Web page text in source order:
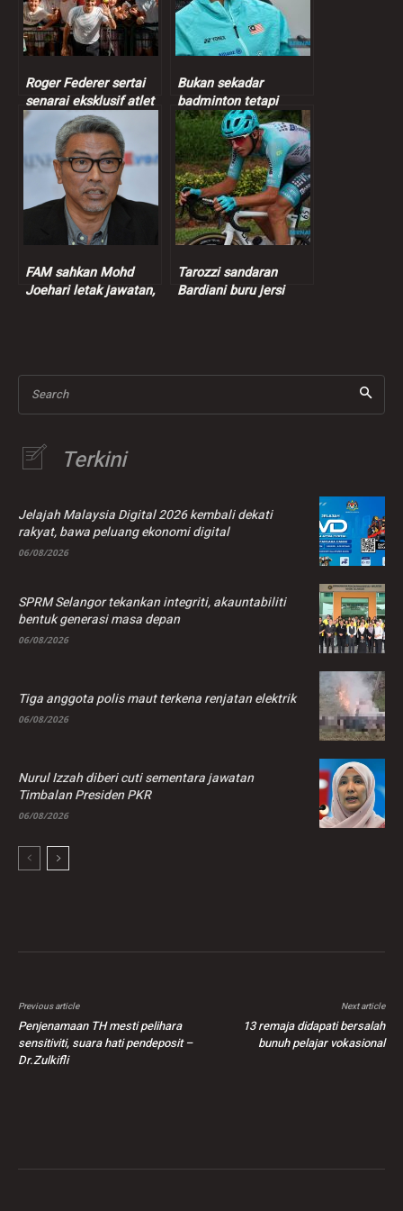
Roger Federer sertai
senarai eksklusif atlet
bilionair, kekayaan
bersih cecah RM4.2
bilion
Bukan sekadar
badminton tetapi
kekuatan perpaduan
kaum di Malaysia –
Thinaah
FAM sahkan Mohd
Joehari letak jawatan,
Tarozzi sandaran
Bardiani buru jersi
Search
Terkini
Jelajah Malaysia Digital 2026 kembali dekati
rakyat, bawa peluang ekonomi digital
06/08/2026
SPRM Selangor tekankan integriti, akauntabiliti
bentuk generasi masa depan
06/08/2026
Tiga anggota polis maut terkena renjatan elektrik
06/08/2026
Nurul Izzah diberi cuti sementara jawatan
Timbalan Presiden PKR
06/08/2026
Previous article
Penjenamaan TH mesti pelihara
sensitiviti, suara hati pendeposit –
Dr.Zulkifli
Next article
13 remaja didapati bersalah
bunuh pelajar vokasional